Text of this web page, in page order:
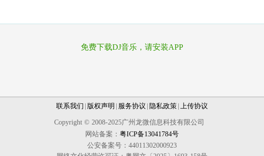
免费下载DJ音乐，请安装APP
联系我们 版权声明 服务协议 隐私政策 上传协议
Copyright © 2008-2025广州龙微信息科技有限公司
网站备案： 粤ICP备13041784号
公安备案号：44011302000923